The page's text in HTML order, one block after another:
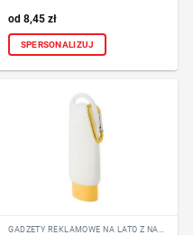
8,45zł
SPERSONALIZUJ